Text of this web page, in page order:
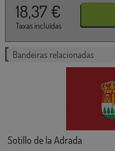
18,37 €
Taxas incluídas
Bandeiras relacionadas
Sotillo de la Adrada